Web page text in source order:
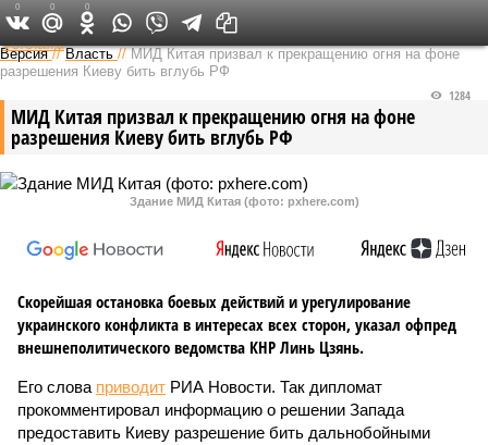
Федеральный выпуск
Версия //Власть //МИД Китая призвал к прекращению огня на фоне
разрешения Киеву бить вглубь РФ
МИД Китая призвал к прекращению огня на фоне
разрешения Киеву бить вглубь РФ
1284
Здание МИД Китая (фото: pxhere.com)
Скорейшая остановка боевых действий и урегулирование
украинского конфликта в интересах всех сторон, указал офпред
внешнеполитического ведомства КНР Линь Цзянь.
Его слова приводит РИА Новости. Так дипломат
прокомментировал информацию о решении Запада
предоставить Киеву разрешение бить дальнобойными
0 0 0